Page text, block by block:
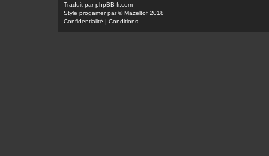
Traduit parphpBB-fr.com
Style progamerpar ©Mazeltof 2018
Confidentialité | Conditions